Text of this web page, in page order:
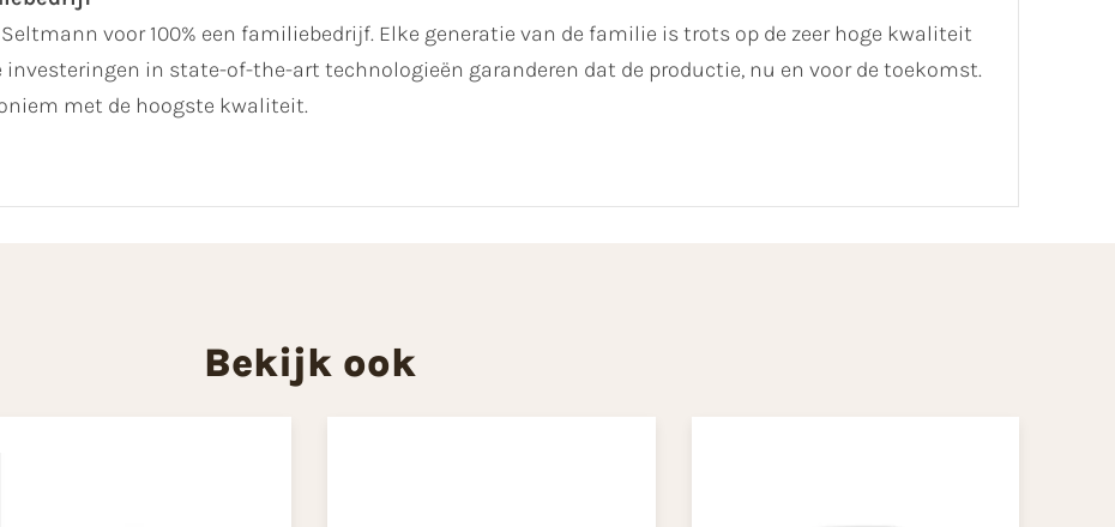
voor 100% een familiebedrijf. Elke generatie van de familie is trots op de zeer hoge kwaliteit
in state-of-the-art technologieën garanderen dat de productie, nu en voor de toekomst.
met de hoogste kwaliteit.
Bekijk ook